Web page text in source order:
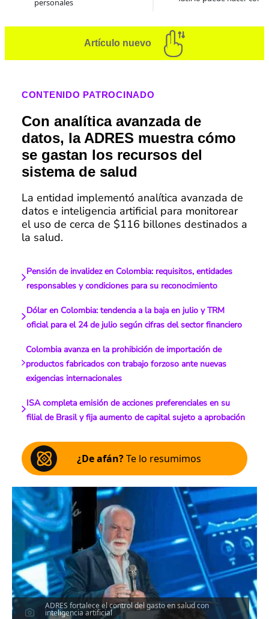
personales
Artículo nuevo
CONTENIDO PATROCINADO
Con analítica avanzada de
datos, la ADRES muestra cómo
se gastan los recursos del
sistema de salud
La entidad implementó analítica avanzada de
datos e inteligencia artificial para monitorear
el uso de cerca de $116 billones destinados a
la salud.
Pensión de invalidez en Colombia: requisitos, entidades
responsables y condiciones para su reconocimiento
Dólar en Colombia: tendencia a la baja en julio y TRM
oficial para el 24 de julio según cifras del sector financiero
Colombia avanza en la prohibición de importación de
productos fabricados con trabajo forzoso ante nuevas
exigencias internacionales
ISA completa emisión de acciones preferenciales en su
filial de Brasil y fija aumento de capital sujeto a aprobación
¿De afán?Te lo resumimos
ADRES fortalece el control del gasto en salud con
inteligencia artificial